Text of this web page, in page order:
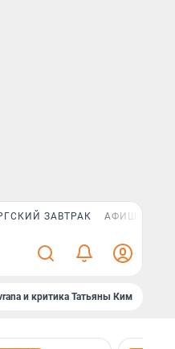
ЗАВТРАК АФИША PLUS
и критика Татьяны Ким